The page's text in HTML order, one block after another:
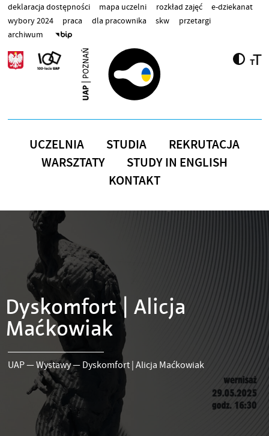
Przejdź do treści
deklaracja dostępności mapa uczelni rozkład zajęć
e-dziekanat
wybory 2024
praca dla pracownika skw
przetargi
archiwum
UCZELNIA STUDIA
REKRUTACJA
WARSZTATY
STUDY IN ENGLISH
KONTAKT
Dyskomfort | Alicja
Maćkowiak
UAP—Wystawy— Dyskomfort | Alicja Maćkowiak